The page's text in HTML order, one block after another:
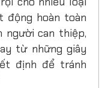
động hoàn toàn
người can thiệp,
từ những giây
định để tránh